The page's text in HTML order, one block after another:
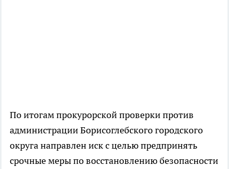
По итогам прокурорской проверки против
администрации Борисоглебского городского
округа направлен иск с целью предпринять
срочные меры по восстановлению безопасности